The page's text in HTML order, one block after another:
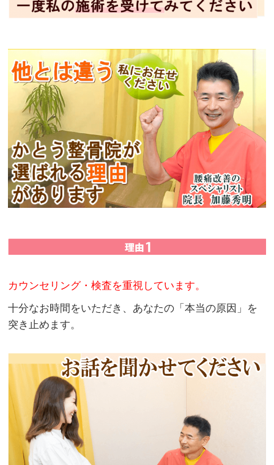
カウンセリング・検査を重視しています。
十分なお時間をいただき、あなたの「本当の原因」を
突き止めます。